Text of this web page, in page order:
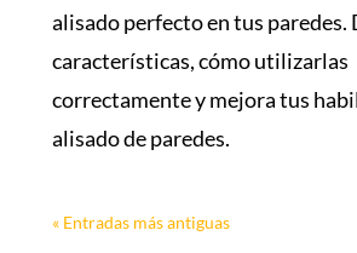
alisado perfecto en tus paredes.
características, cómo utilizarlas
correctamente y mejora tus
alisado de paredes.
« Entradas más antiguas